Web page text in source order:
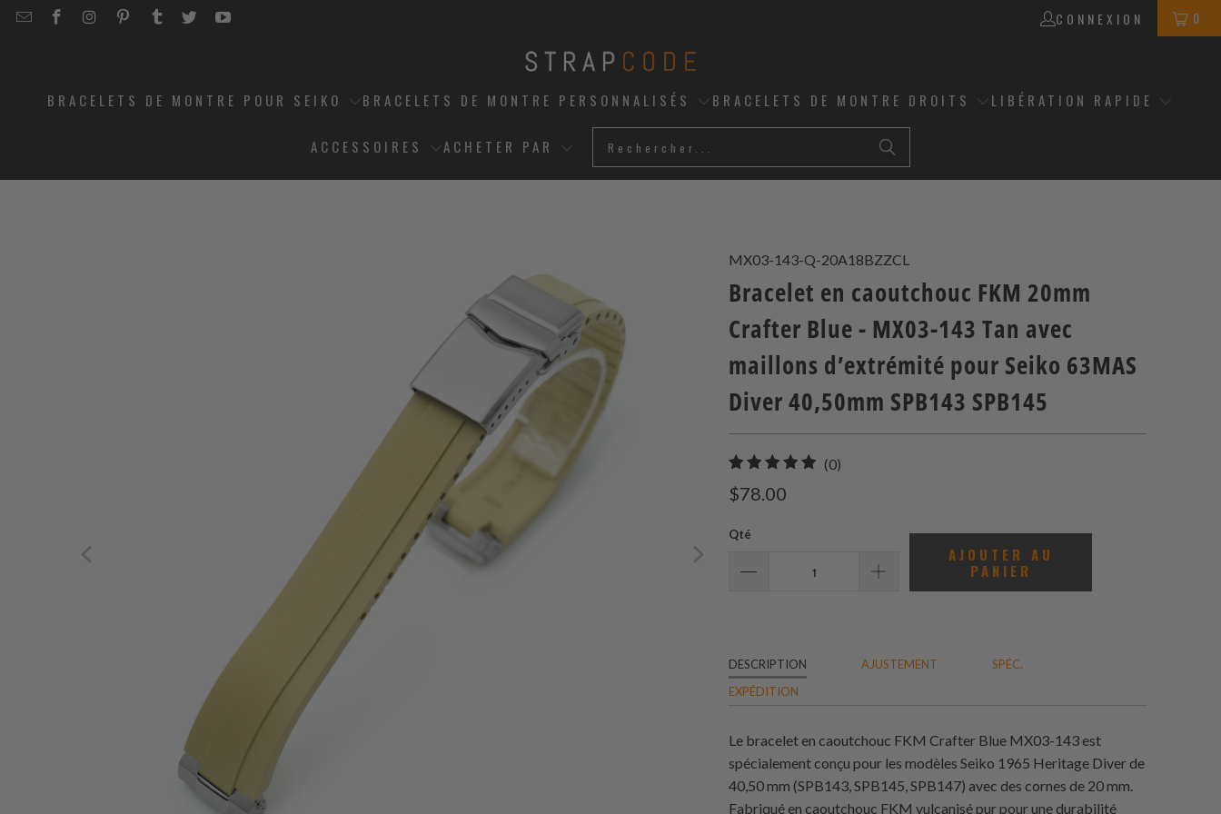
EMAILSTRAPCODE
STRAPCODE
STRAPCODE
STRAPCODE
STRAPCODE
STRAPCODE
CONNEXION 0
BRACELETS DE MONTRE POUR SEIKO BRACELETS DE MONTRE PERSONNALISÉS BRACELETS DE MONTRE DROITS LIBÉRATION RAPIDE
ACCESSOIRES ACHETER PAR
MX03-143-Q-20A18BZZCL
Bracelet en caoutchouc FKM 20mm
Crafter Blue - MX03-143 Tan avec
maillons d’extrémité pour Seiko 63MAS
Diver 40,50mm SPB143 SPB145
(0)
$78.00
Qté
AJOUTER AU
PANIER
DESCRIPTION AJUSTEMENT
SPÉC.
EXPÉDITION
Le bracelet en caoutchouc FKM Crafter Blue MX03-143 est
spécialement conçu pour les modèles Seiko 1965 Heritage Diver de
40,50 mm (SPB143, SPB145, SPB147) avec des cornes de 20 mm.
Fabriqué en caoutchouc FKM vulcanisé pur pour une durabilité